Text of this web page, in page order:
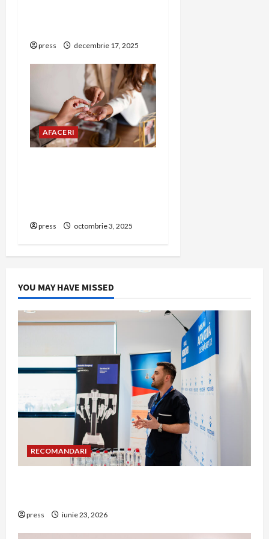
press decembrie 17, 2025
AFACERI
press octombrie 3, 2025
YOU MAY HAVE MISSED
RECOMANDARI
press iunie 23, 2026